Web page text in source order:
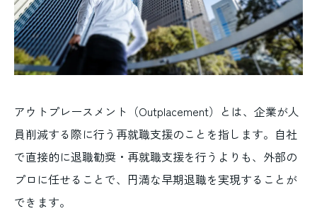
アウトプレースメント（Outplacement）とは、企業が人
員削減する際に行う再就職支援のことを指します。自社
で直接的に退職勧奨・再就職支援を行うよりも、外部の
プロに任せることで、円満な早期退職を実現することが
できます。